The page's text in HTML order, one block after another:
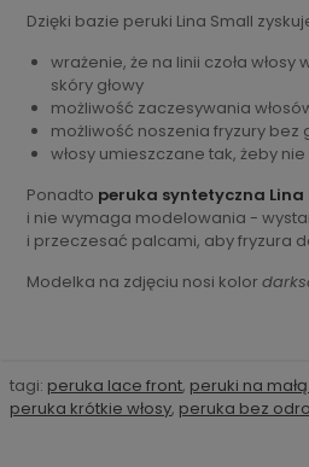
Dzięki bazie peruki Lina Small
wrażenie, że na linii czoła
skóry głowy
możliwość zaczesywania
możliwość noszenia fryzury bez
włosy umieszczane tak, żeby
Ponadto peruka syntetyczna Lina
i nie wymaga modelowania -
i przeczesać palcami, aby fryzura
Modelka na zdjęciu nosi kolor
tagi: peruka lace front, peruki na
peruka krótkie włosy, peruka bez